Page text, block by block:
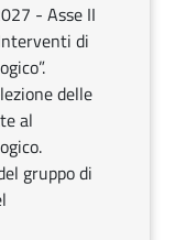
- Asse II
di
delle
al
gruppo di